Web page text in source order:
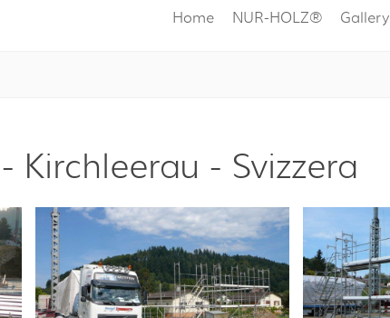
Home NUR-HOLZ® Gallery
Kirchleerau - Svizzera